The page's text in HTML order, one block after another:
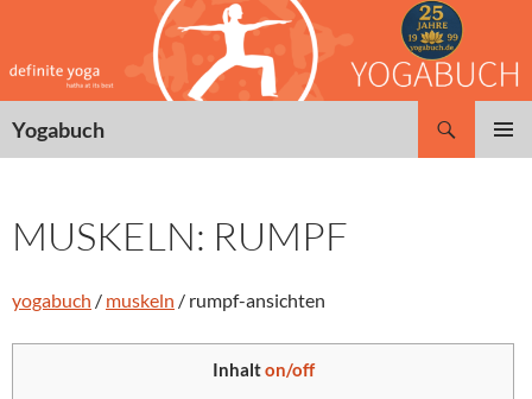
springen
Yogabuch
MUSKELN: RUMPF
yogabuch / muskeln / rumpf-ansichten
Inhalton/off